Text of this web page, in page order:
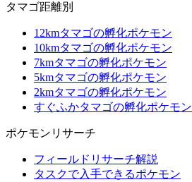
タマゴ距離別
12kmタマゴの孵化ポケモン
10kmタマゴの孵化ポケモン
7kmタマゴの孵化ポケモン
5kmタマゴの孵化ポケモン
2kmタマゴの孵化ポケモン
すぐふかタマゴの孵化ポケモン
ポケモンリサーチ
フィールドリサーチ解説
タスクで入手できるポケモン